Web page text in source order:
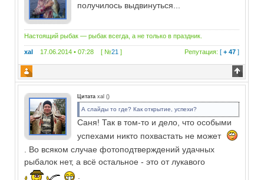
получилось выдвинуться...
Настоящий рыбак — рыбак всегда, а не только в праздник.
xal 17.06.2014 • 07:28 [ №21 ] Репутация: [+ 47 ]
Цитата xal ()
А слайды то где? Как открытие, успехи?
Саня! Так в том-то и дело, что особыми
успехами никто похвастать не может
. Во всяком случае фотоподтверждений удачных
рыбалок нет, а всё остальное - это от лукавого